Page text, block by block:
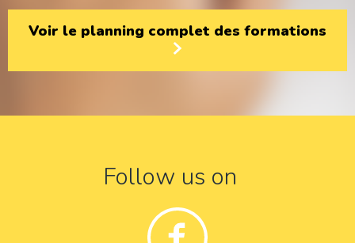
Voir le planning complet des formations
Follow us on
Facebook